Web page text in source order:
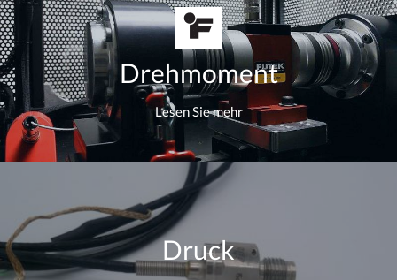
Drehmoment
Lesen Sie mehr
Druck